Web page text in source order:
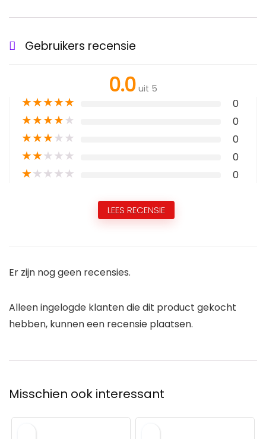
Gebruikers recensie
0.0 uit 5
★★★★★ 0
★★★★★ 0
★★★★★ 0
★★★★★ 0
★★★★★ 0
LEES RECENSIE
Er zijn nog geen recensies.
Alleen ingelogde klanten die dit product gekocht
hebben, kunnen een recensie plaatsen.
Misschien ook interessant